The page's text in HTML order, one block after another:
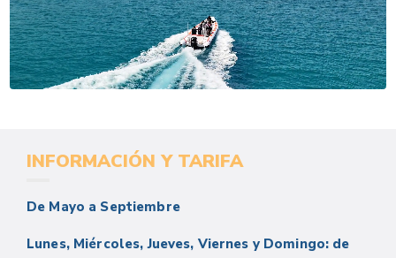
INFORMACIÓN Y TARIFA
De Mayo a Septiembre
Lunes, Miércoles, Jueves, Viernes y Domingo: de